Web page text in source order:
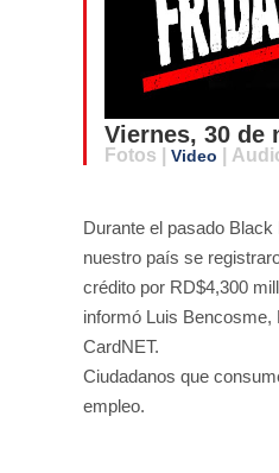
Viernes, 30 de
Fotos | Video |
Durante el pasado
nuestro país se
crédito por RD$4,300
informó Luis Bencosme,
CardNET.‬
‪Ciudadanos que
empleo.